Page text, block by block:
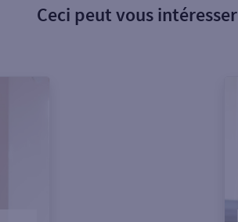
Ceci peut vous intéresser